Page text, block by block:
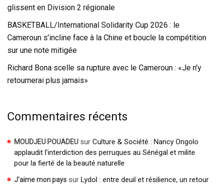
glissent en Division 2 régionale
BASKETBALL/International Solidarity Cup 2026 : le
Cameroun s’incline face à la Chine et boucle la compétition
sur une note mitigée
Richard Bona scelle sa rupture avec le Cameroun : «Je n’y
retournerai plus jamais»
Commentaires récents
MOUDJEU POUADEU sur Culture & Société : Nancy Ongolo
applaudit l’interdiction des perruques au Sénégal et milite
pour la fierté de la beauté naturelle
J'aime mon pays sur Lydol : entre deuil et résilience, un retour